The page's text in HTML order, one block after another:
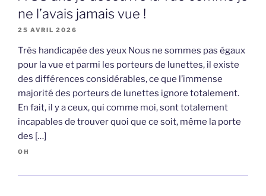
ne l’avais jamais vue !
25 AVRIL 2026
Très handicapée des yeux Nous ne sommes pas égaux
pour la vue et parmi les porteurs de lunettes, il existe
des différences considérables, ce que l’immense
majorité des porteurs de lunettes ignore totalement.
En fait, il y a ceux, qui comme moi, sont totalement
incapables de trouver quoi que ce soit, même la porte
des […]
OH